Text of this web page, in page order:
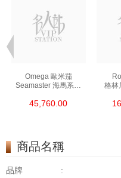
Omega 歐米茄
Seamaster 海馬系列
精鋼 Nekton Edition
45,760.00
格林
商品名稱
品牌 :